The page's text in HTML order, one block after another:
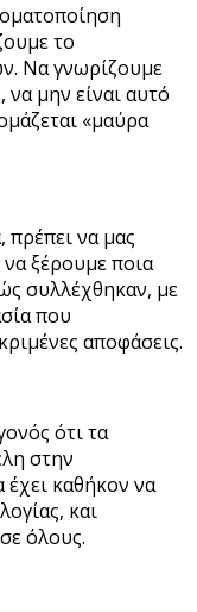
το
Να γνωρίζουμε
μην είναι αυτό
«μαύρα
πρέπει να μας
να ξέρουμε ποια
συλλέχθηκαν, με
που
αποφάσεις.
ότι τα
στην
καθήκον να
και
όλους.